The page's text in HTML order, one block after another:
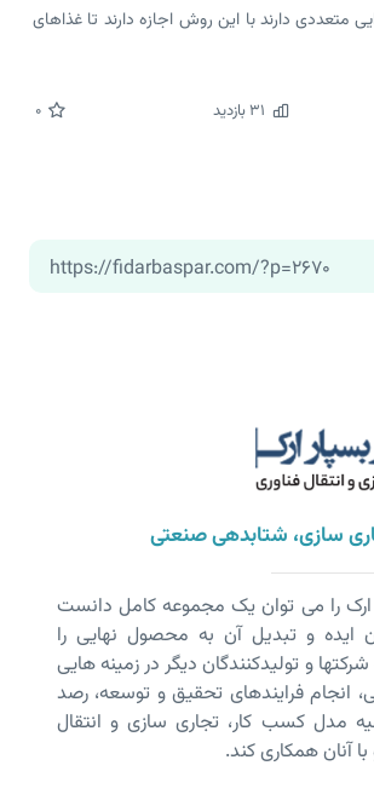
متعددی دارند با این روش اجازه دارند تا غذاهای
31 بازدید 0
سازی، شتابدهی صنعتی
ارک را می توان یک مجموعه کامل دانست
ایده و تبدیل آن به محصول نهایی را
و تولیدکنندگان دیگر در زمینه هایی
انجام فرایندهای تحقیق و توسعه، رصد
مدل کسب کار، تجاری سازی و انتقال
آنان همکاری کند.